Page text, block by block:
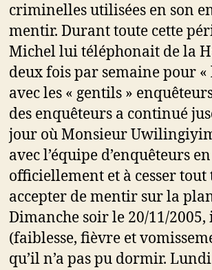
criminelles utilisées en son
mentir. Durant toute cette
Michel lui téléphonait de la
deux fois par semaine pour
avec les « gentils »
des enquêteurs a continué
jour où Monsieur
avec l’équipe d’enquêteurs
officiellement et à cesser
accepter de mentir sur la
Dimanche soir le 20/11/
(faiblesse, fièvre et
qu’il n’a pas pu dormir.